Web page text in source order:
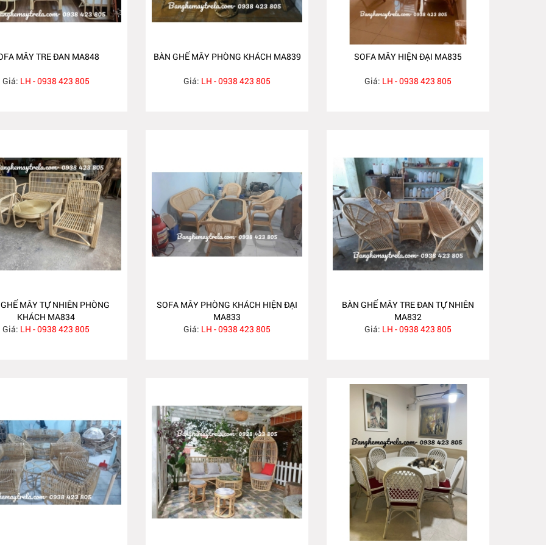
MÂY TRE ĐAN MA848
Giá: LH - 0938 423 805
BÀN GHẾ MÂY PHÒNG KHÁCH MA839
Giá: LH - 0938 423 805
SOFA MÂY HIỆN ĐẠI MA835
Giá: LH - 0938 423 805
MÂY TỰ NHIÊN PHÒNG
KHÁCH MA834
Giá: LH - 0938 423 805
SOFA MÂY PHÒNG KHÁCH HIỆN ĐẠI
MA833
Giá: LH - 0938 423 805
BÀN GHẾ MÂY TRE ĐAN TỰ NHIÊN
MA832
Giá: LH - 0938 423 805